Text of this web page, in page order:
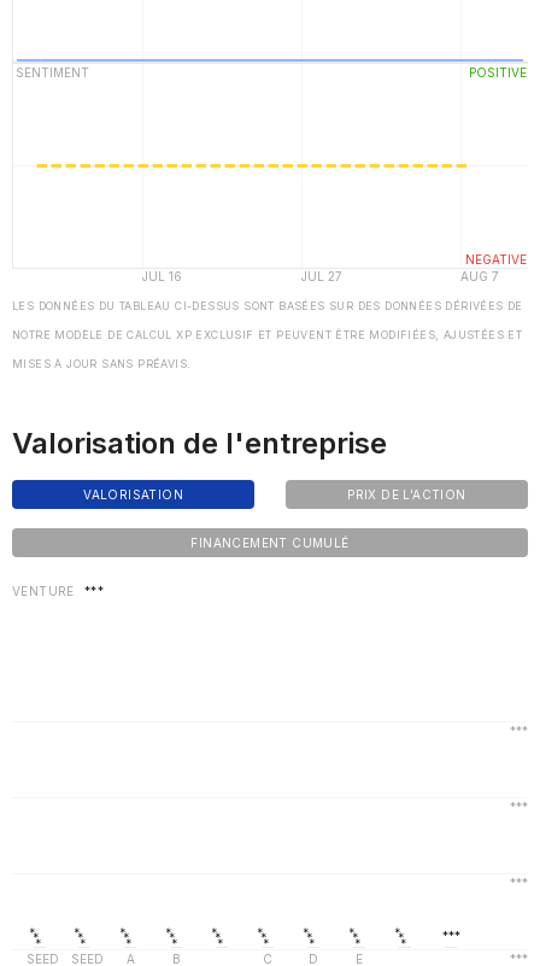
LES DONNÉES DU TABLEAU CI-DESSUS SONT BASÉES SUR DES DONNÉES DÉRIVÉES DE
NOTRE MODÈLE DE CALCUL XP EXCLUSIF ET PEUVENT ÊTRE MODIFIÉES, AJUSTÉES ET
MISES À JOUR SANS PRÉAVIS.
Valorisation de l'entreprise
VALORISATION PRIX DE L'ACTION
FINANCEMENT CUMULÉ
VENTURE ***